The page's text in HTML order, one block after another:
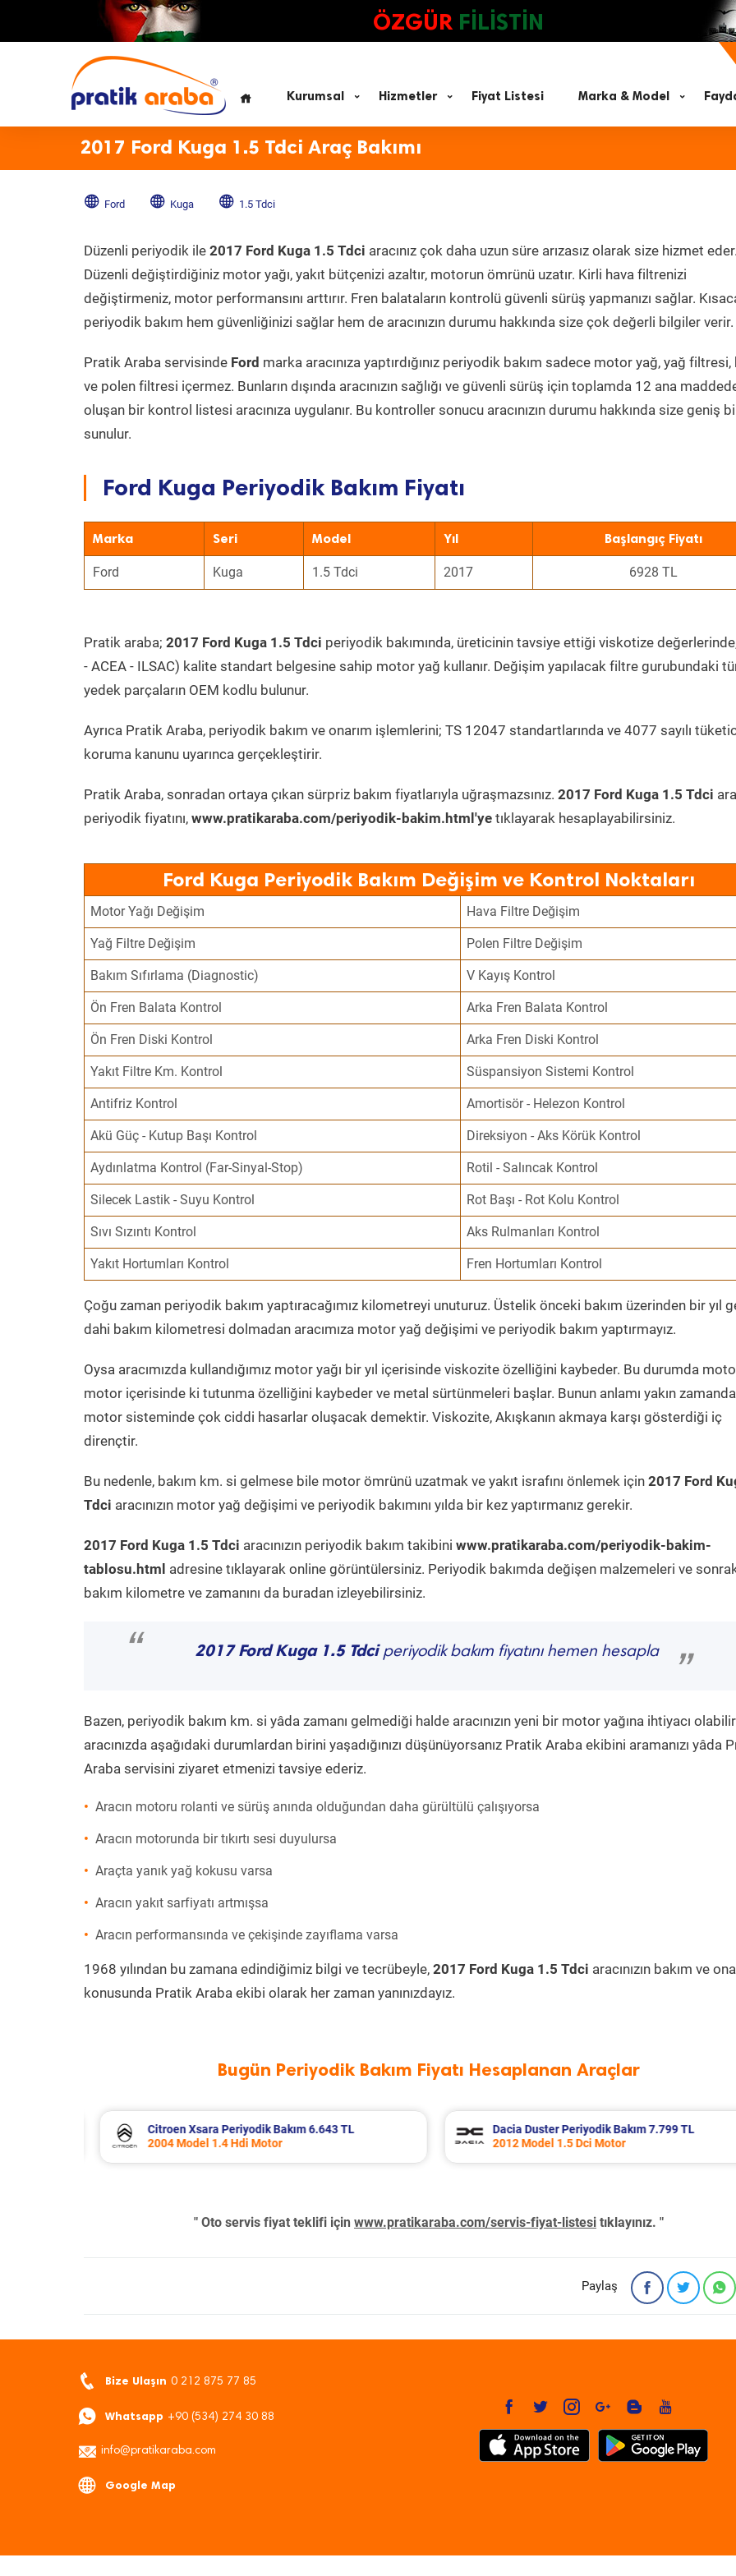
ÖZGÜR FİLİSTİN
Kurumsal Hizmetler Fiyat Listesi Marka & Model
2017 Ford Kuga 1.5 Tdci Araç Bakımı
Ford Kuga 1.5 Tdci
Düzenli periyodik ile 2017 Ford Kuga 1.5 Tdci aracınız çok daha uzun süre arızasız olarak size hizmet eder.
Düzenli değiştirdiğiniz motor yağı, yakıt bütçenizi azaltır, motorun ömrünü uzatır. Kirli hava filtrenizi
değiştirmeniz, motor performansını arttırır. Fren balataların kontrolü güvenli sürüş yapmanızı sağlar.
periyodik bakım hem güvenliğinizi sağlar hem de aracınızın durumu hakkında size çok değerli bilgiler verir.
Pratik Araba servisinde Ford marka aracınıza yaptırdığınız periyodik bakım sadece motor yağ, yağ filtresi,
ve polen filtresi içermez. Bunların dışında aracınızın sağlığı ve güvenli sürüş için toplamda 12 ana
oluşan bir kontrol listesi aracınıza uygulanır. Bu kontroller sonucu aracınızın durumu hakkında size geniş
sunulur.
Ford Kuga Periyodik Bakım Fiyatı
Marka Seri Model Yıl Başlangıç Fiyatı
Ford Kuga 1.5 Tdci 2017 6928 TL
Pratik araba; 2017 Ford Kuga 1.5 Tdci periyodik bakımında, üreticinin tavsiye ettiği viskotize
- ACEA - ILSAC) kalite standart belgesine sahip motor yağ kullanır. Değişim yapılacak filtre gurubundaki
yedek parçaların OEM kodlu bulunur.
Ayrıca Pratik Araba, periyodik bakım ve onarım işlemlerini; TS 12047 standartlarında ve 4077 sayılı
koruma kanunu uyarınca gerçekleştirir.
Pratik Araba, sonradan ortaya çıkan sürpriz bakım fiyatlarıyla uğraşmazsınız. 2017 Ford Kuga 1.5 Tdci
periyodik fiyatını, www.pratikaraba.com/periyodik-bakim.html'ye tıklayarak hesaplayabilirsiniz.
Ford Kuga Periyodik Bakım Değişim ve Kontrol Noktaları
Motor Yağı Değişim Hava Filtre Değişim
Yağ Filtre Değişim Polen Filtre Değişim
Bakım Sıfırlama (Diagnostic) V Kayış Kontrol
Ön Fren Balata Kontrol Arka Fren Balata Kontrol
Ön Fren Diski Kontrol Arka Fren Diski Kontrol
Yakıt Filtre Km. Kontrol Süspansiyon Sistemi Kontrol
Antifriz Kontrol Amortisör - Helezon Kontrol
Akü Güç - Kutup Başı Kontrol Direksiyon - Aks Körük Kontrol
Aydınlatma Kontrol (Far-Sinyal-Stop) Rotil - Salıncak Kontrol
Silecek Lastik - Suyu Kontrol Rot Başı - Rot Kolu Kontrol
Sıvı Sızıntı Kontrol Aks Rulmanları Kontrol
Yakıt Hortumları Kontrol Fren Hortumları Kontrol
Çoğu zaman periyodik bakım yaptıracağımız kilometreyi unuturuz. Üstelik önceki bakım üzerinden bir yıl
dahi bakım kilometresi dolmadan aracımıza motor yağ değişimi ve periyodik bakım yaptırmayız.
Oysa aracımızda kullandığımız motor yağı bir yıl içerisinde viskozite özelliğini kaybeder. Bu durumda
motor içerisinde ki tutunma özelliğini kaybeder ve metal sürtünmeleri başlar. Bunun anlamı yakın zamanda
motor sisteminde çok ciddi hasarlar oluşacak demektir. Viskozite, Akışkanın akmaya karşı gösterdiği iç
dirençtir.
Bu nedenle, bakım km. si gelmese bile motor ömrünü uzatmak ve yakıt israfını önlemek için 2017 Ford
Tdci aracınızın motor yağ değişimi ve periyodik bakımını yılda bir kez yaptırmanız gerekir.
2017 Ford Kuga 1.5 Tdci aracınızın periyodik bakım takibini www.pratikaraba.com/periyodik-bakim-
tablosu.html adresine tıklayarak online görüntülersiniz. Periyodik bakımda değişen malzemeleri ve
bakım kilometre ve zamanını da buradan izleyebilirsiniz.
“ 2017 Ford Kuga 1.5 Tdciperiyodik bakım fiyatını hemen hesapla
”
Bazen, periyodik bakım km. si yâda zamanı gelmediği halde aracınızın yeni bir motor yağına ihtiyacı
aracınızda aşağıdaki durumlardan birini yaşadığınızı düşünüyorsanız Pratik Araba ekibini aramanızı yâda
Araba servisini ziyaret etmenizi tavsiye ederiz.
Aracın motoru rolanti ve sürüş anında olduğundan daha gürültülü çalışıyorsa
Aracın motorunda bir tıkırtı sesi duyulursa
Araçta yanık yağ kokusu varsa
Aracın yakıt sarfiyatı artmışsa
Aracın performansında ve çekişinde zayıflama varsa
1968 yılından bu zamana edindiğimiz bilgi ve tecrübeyle, 2017 Ford Kuga 1.5 Tdci aracınızın bakım ve
konusunda Pratik Araba ekibi olarak her zaman yanınızdayız.
Bugün Periyodik Bakım Fiyatı Hesaplanan Araçlar
Citroen Xsara Periyodik Bakım 6.643 TL
2004 Model 1.4 Hdi Motor
Dacia Duster Periyodik Bakım 7.799 TL
2012 Model 1.5 Dci Motor
" Oto servis fiyat teklifi için www.pratikaraba.com/servis-fiyat-listesi tıklayınız. "
Paylaş
Bize Ulaşın 0 212 875 77 85
Whatsapp +90 (534) 274 30 88
info@pratikaraba.com
Google Map